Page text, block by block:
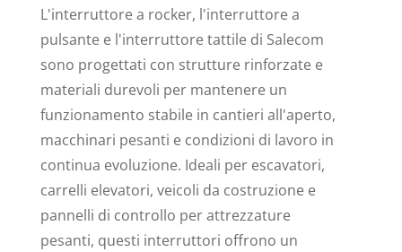
L'interruttore a rocker, l'interruttore a
pulsante e l'interruttore tattile di Salecom
sono progettati con strutture rinforzate e
materiali durevoli per mantenere un
funzionamento stabile in cantieri all'aperto,
macchinari pesanti e condizioni di lavoro in
continua evoluzione. Ideali per escavatori,
carrelli elevatori, veicoli da costruzione e
pannelli di controllo per attrezzature
pesanti, questi interruttori offrono un